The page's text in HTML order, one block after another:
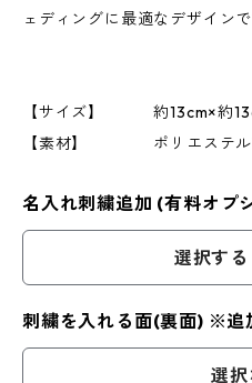
ェディングに最適なデザインで
【サイズ】 約13cm×約
【素材】 ポリエステル
名入れ刺繍追加 (有料オプ
選択する
刺繍を入れる面(裏面) ※追
選択